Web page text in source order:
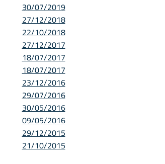
30/07/2019
27/12/2018
22/10/2018
27/12/2017
18/07/2017
18/07/2017
23/12/2016
29/07/2016
30/05/2016
09/05/2016
29/12/2015
21/10/2015